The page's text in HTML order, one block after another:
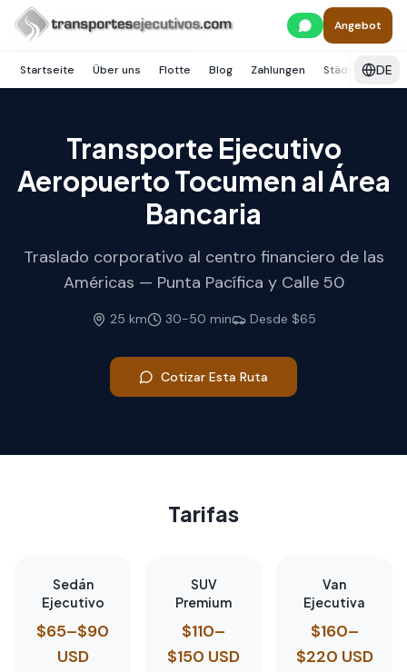
Skip to main content
Angebot
Startseite Über uns Flotte Blog Zahlungen Städte DE
Inicio Panamá
Ciudad de Panamá
Área Bancaria / Punta Pacífica
Transporte Ejecutivo
Aeropuerto Tocumen al Área
Bancaria
Traslado corporativo al centro financiero de las
Américas — Punta Pacífica y Calle 50
25 km 30-50 min Desde $65
Cotizar Esta Ruta
Tarifas
Sedán
Ejecutivo
$65–$90
USD
SUV
Premium
$110–
$150 USD
Van
Ejecutiva
$160–
$220 USD